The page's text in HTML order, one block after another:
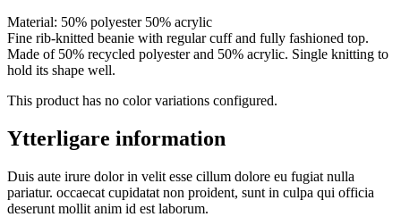
Material: 50% polyester 50% acrylic
Fine rib-knitted beanie with regular cuff and fully fashioned top.
Made of 50% recycled polyester and 50% acrylic. Single knitting to
hold its shape well.
This product has no color variations configured.
Ytterligare information
Duis aute irure dolor in velit esse cillum dolore eu fugiat nulla
pariatur. occaecat cupidatat non proident, sunt in culpa qui officia
deserunt mollit anim id est laborum.